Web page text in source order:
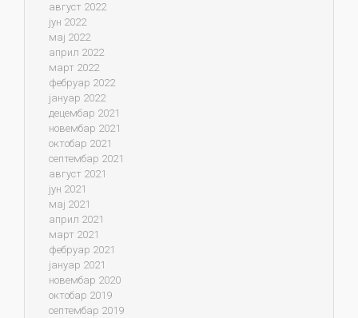
август 2022
јун 2022
мај 2022
април 2022
март 2022
фебруар 2022
јануар 2022
децембар 2021
новембар 2021
октобар 2021
септембар 2021
август 2021
јун 2021
мај 2021
април 2021
март 2021
фебруар 2021
јануар 2021
новембар 2020
октобар 2019
септембар 2019